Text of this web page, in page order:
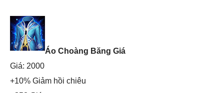
Áo Choàng Băng Giá
Giá: 2000
+10% Giảm hồi chiêu